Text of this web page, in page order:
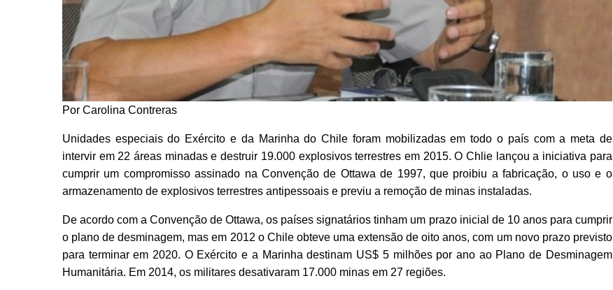
Por Carolina Contreras
Unidades especiais do Exército e da Marinha do Chile foram mobilizadas em todo o país com a meta de
intervir em 22 áreas minadas e destruir 19.000 explosivos terrestres em 2015. O Chlie lançou a iniciativa para
cumprir um compromisso assinado na Convenção de Ottawa de 1997, que proibiu a fabricação, o uso e o
armazenamento de explosivos terrestres antipessoais e previu a remoção de minas instaladas.
De acordo com a Convenção de Ottawa, os países signatários tinham um prazo inicial de 10 anos para cumprir
o plano de desminagem, mas em 2012 o Chile obteve uma extensão de oito anos, com um novo prazo previsto
para terminar em 2020. O Exército e a Marinha destinam US$ 5 milhões por ano ao Plano de Desminagem
Humanitária. Em 2014, os militares desativaram 17.000 minas em 27 regiões.